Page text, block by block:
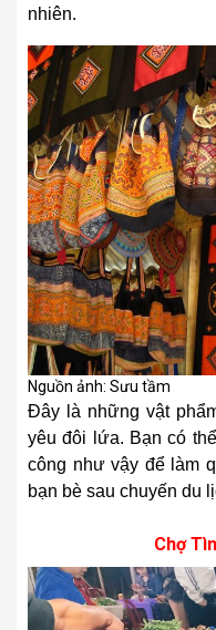
nhiên.
Nguồn ảnh: Sưu tầm
Đây là những vật
yêu đôi lứa. Bạn có
công như vậy để làm
bạn bè sau chuyến du
Chợ